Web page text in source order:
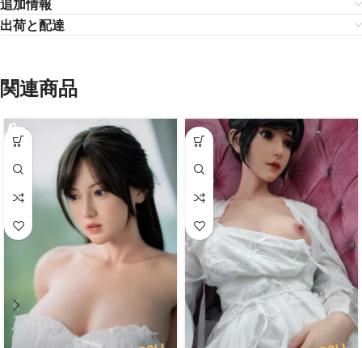
追加情報
出荷と配達
関連商品